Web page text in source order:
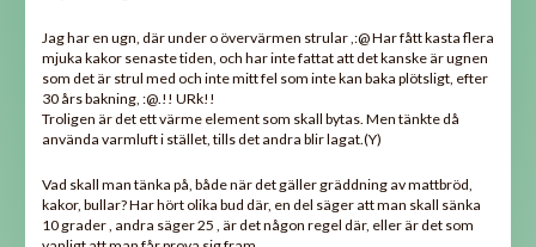
Jag har en ugn, där under o övervärmen strular ,:@ Har fått kasta flera
mjuka kakor senaste tiden, och har inte fattat att det kanske är ugnen
som det är strul med och inte mitt fel som inte kan baka plötsligt, efter
30 års bakning, :@.!! URk!!
Troligen är det ett värme element som skall bytas. Men tänkte då
använda varmluft i stället, tills det andra blir lagat.(Y)
Vad skall man tänka på, både när det gäller gräddning av mattbröd,
kakor, bullar? Har hört olika bud där, en del säger att man skall sänka
10 grader , andra säger 25 , är det någon regel där, eller är det som